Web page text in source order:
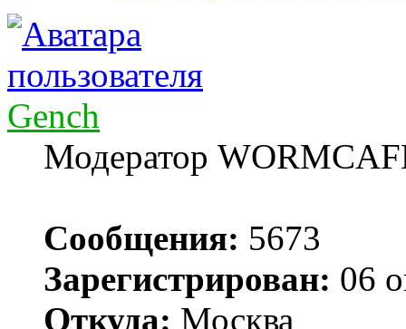
Gench
Модератор
Сообщения: 5673
Зарегистрирован: 06
Откуда: Москва